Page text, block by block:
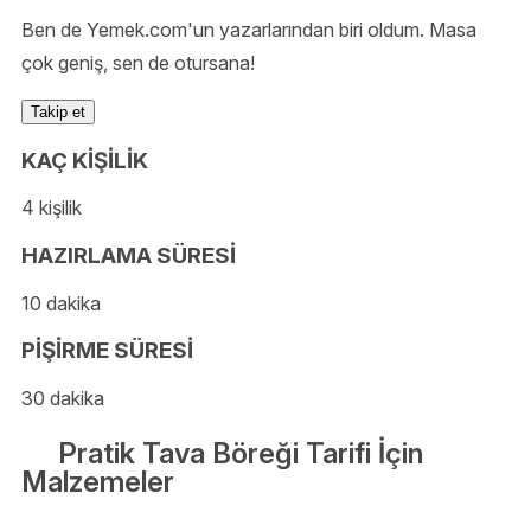
Ben de Yemek.com'un yazarlarından biri oldum. Masa
çok geniş, sen de otursana!
Takip et
KAÇ KİŞİLİK
4 kişilik
HAZIRLAMA SÜRESİ
10 dakika
PİŞİRME SÜRESİ
30 dakika
Pratik Tava Böreği Tarifi İçin
Malzemeler